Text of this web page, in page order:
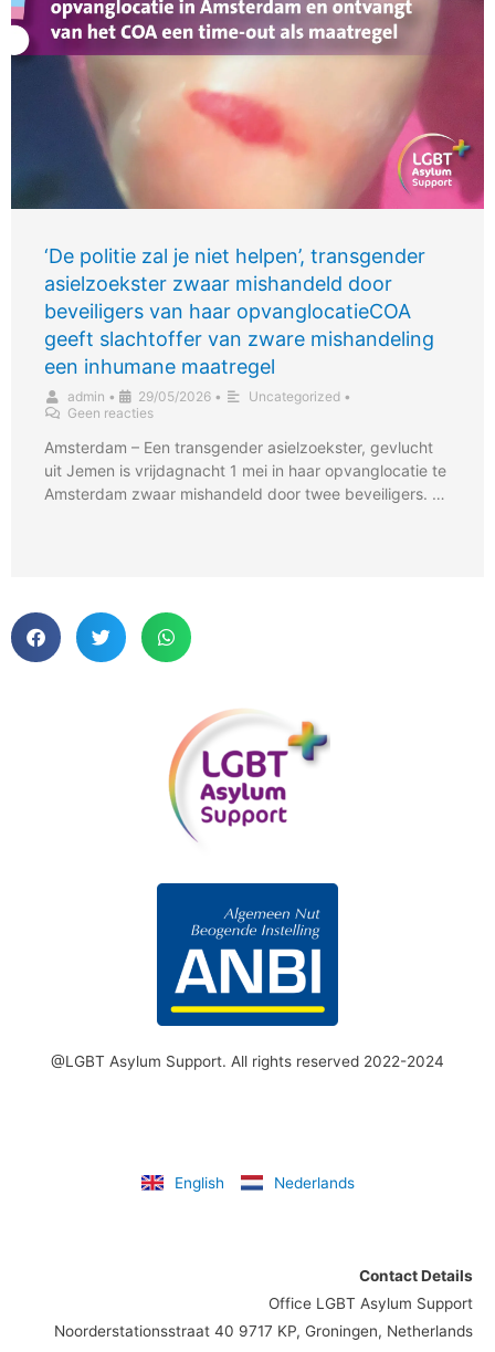
‘De politie zal je niet helpen’, transgender
asielzoekster zwaar mishandeld door
beveiligers van haar opvanglocatieCOA
geeft slachtoffer van zware mishandeling
een inhumane maatregel
admin • 29/05/2026 • Uncategorized •
Geen reacties
Amsterdam – Een transgender asielzoekster, gevlucht
uit Jemen is vrijdagnacht 1 mei in haar opvanglocatie te
Amsterdam zwaar mishandeld door twee beveiligers. …
@LGBT Asylum Support. All rights reserved 2022-2024
English Nederlands
Contact Details
Office LGBT Asylum Support
Noorderstationsstraat 40 9717 KP, Groningen, Netherlands